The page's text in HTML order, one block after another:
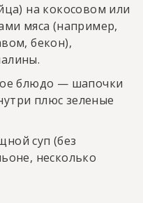
на кокосовом или
мяса (например,
бекон),
блюдо — шапочки
плюс зеленые
суп (без
несколько